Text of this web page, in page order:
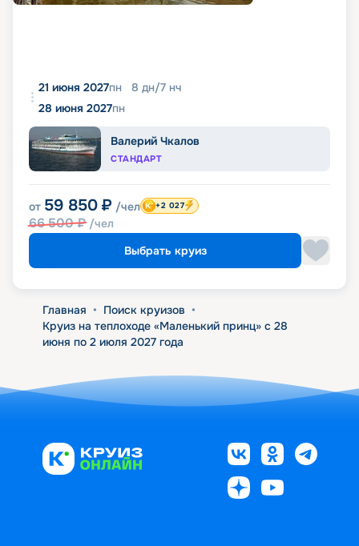
21 июня 2027пн 8 дн/7 нч
28 июня 2027пн
Валерий Чкалов
СТАНДАРТ
от 59 850 ₽ /чел
66 500₽ /чел
+2 027
Выбрать круиз
Главная • Поиск круизов •
Круиз на теплоходе «Маленький принц» с 28
июня по 2 июля 2027 года